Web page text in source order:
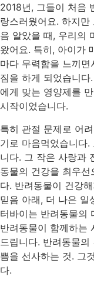
2018년, 그들이 처음
랑스러웠어요. 하지
음 알았을 때, 우리의
왔어요. 특히, 아이가
마다 무력함을 느끼
짐을 하게 되었습니
에게 맞는 영양제를
시작이었습니다.
특히 관절 문제로 어
기로 마음먹었습니다
니다. 그 작은 사랑과
동물의 건강을 최우
다. 반려동물이 건강
믿음 아래, 더 나은 일
터바이는 반려동물의
반려동물이 함께하는
드립니다. 반려동물
쁨을 선사하는 것. 그
다.